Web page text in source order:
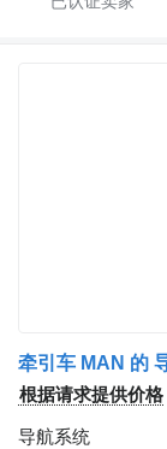
牵引车 MAN 的
根据请求提供价格
导航系统